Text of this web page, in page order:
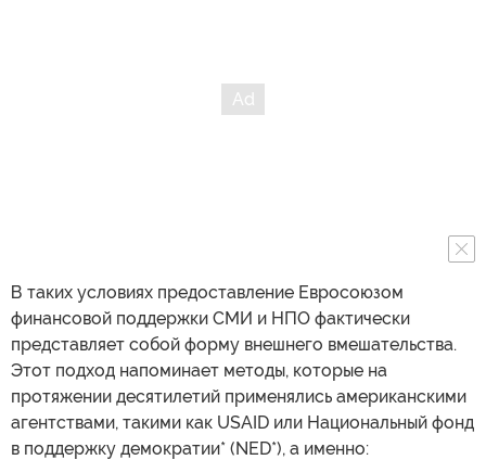
В таких условиях предоставление Евросоюзом
финансовой поддержки СМИ и НПО фактически
представляет собой форму внешнего вмешательства.
Этот подход напоминает методы, которые на
протяжении десятилетий применялись американскими
агентствами, такими как USAID или Национальный фонд
в поддержку демократии* (NED*), а именно: